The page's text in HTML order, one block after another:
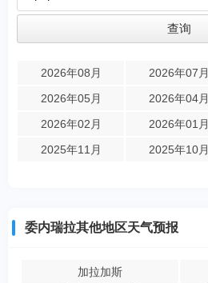
2026年08月 2026年07月
2026年05月
2026年04月
2026年02月
2026年01月
2025年11月
2025年10月
委内瑞拉其他地区天气预报
加拉加斯